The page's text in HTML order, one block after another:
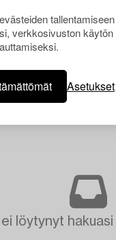
verkkosivuston käytön
Asetukset
löytynyt